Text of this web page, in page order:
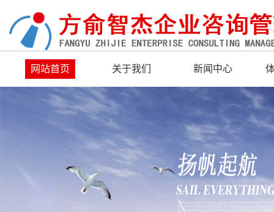
网站首页 关于我们 新闻中心